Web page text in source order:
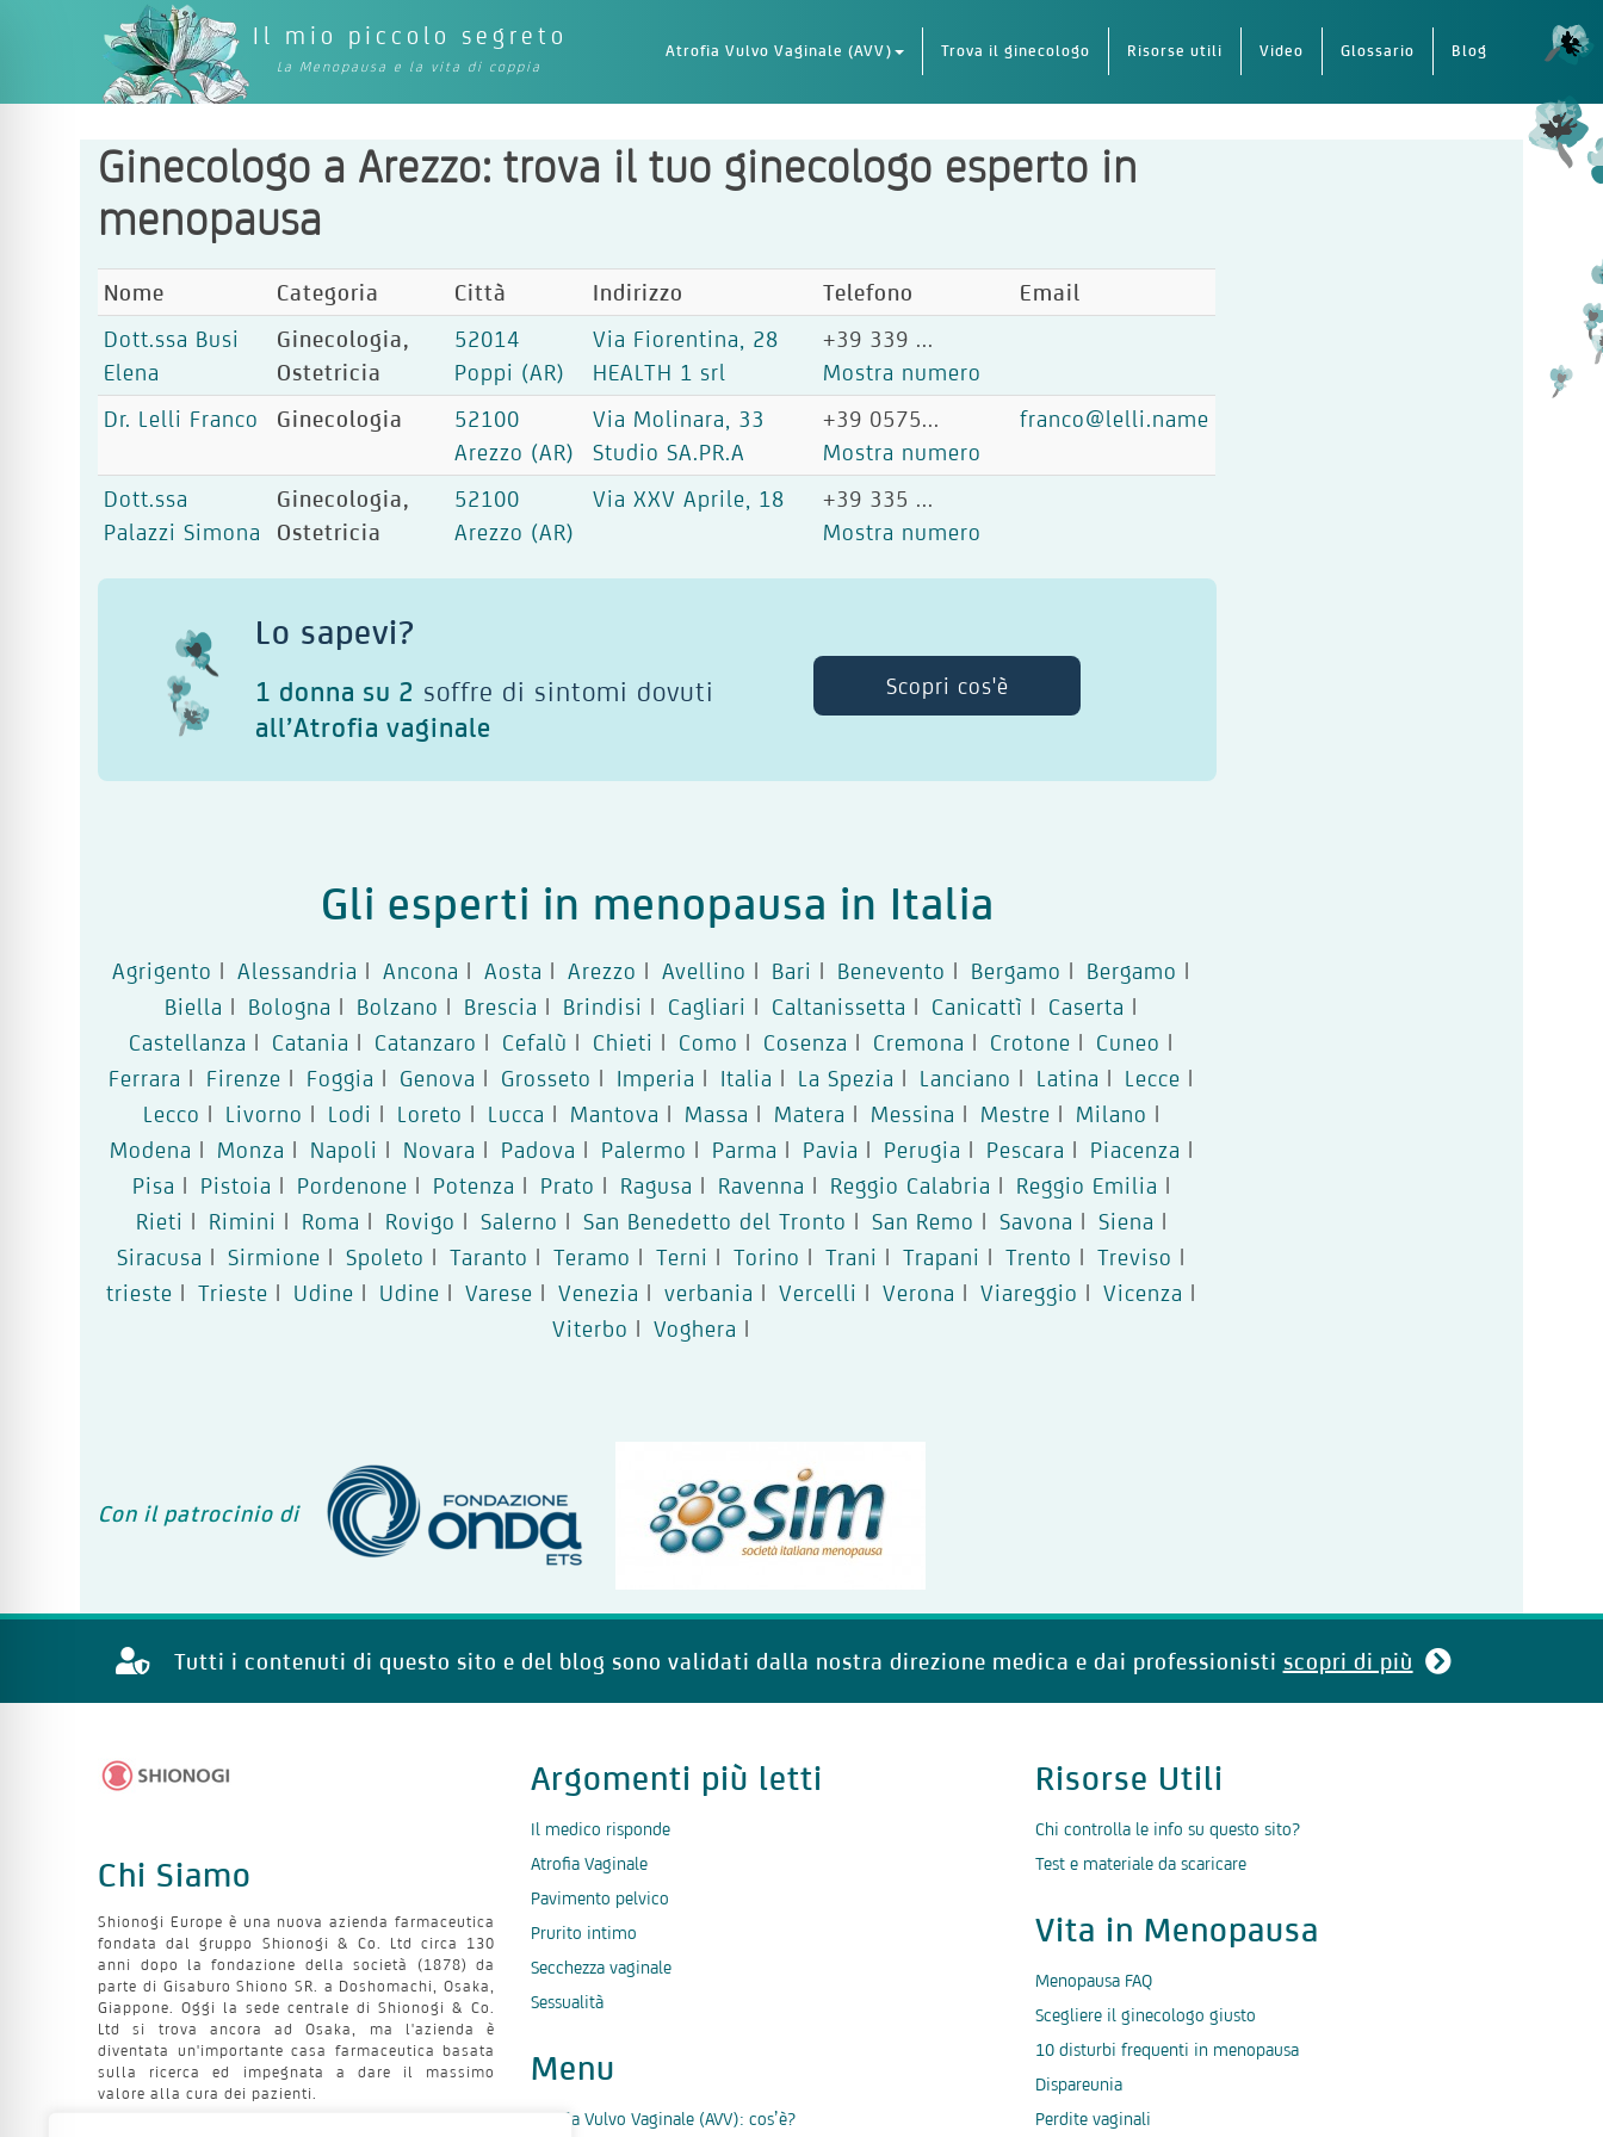
Il mio piccolo segreto
La Menopausa e la vita di coppia
Atrofia Vulvo Vaginale (AVV) Trova il ginecologo Risorse utili Video Glossario Blog
Ginecologo a Arezzo: trova il tuo ginecologo esperto in
menopausa
Nome Categoria Città Indirizzo Telefono
Email
Dott.ssa Busi
Elena
Ginecologia,
Ostetricia
52014
Poppi (AR)
Via Fiorentina, 28
HEALTH 1 srl
+39 339 ...
Mostra numero
Dr. Lelli Franco
Ginecologia
52100
Arezzo (AR)
Via Molinara, 33
Studio SA.PR.A
+39 0575...
Mostra numero
franco@lelli.name
Dott.ssa
Palazzi Simona
Ginecologia,
Ostetricia
52100
Arezzo (AR)
Via XXV Aprile, 18
+39 335 ...
Mostra numero
Lo sapevi?
1 donna su 2 soffre di sintomi dovuti
all’Atrofia vaginale
Scopri cos'è
Gli esperti in menopausa in Italia
Agrigento | Alessandria | Ancona | Aosta | Arezzo | Avellino | Bari | Benevento | Bergamo | Bergamo |
Biella | Bologna | Bolzano | Brescia | Brindisi | Cagliari | Caltanissetta | Canicattì | Caserta |
Castellanza | Catania | Catanzaro | Cefalù | Chieti | Como | Cosenza | Cremona | Crotone | Cuneo |
Ferrara | Firenze | Foggia | Genova | Grosseto | Imperia | Italia | La Spezia | Lanciano | Latina | Lecce |
Lecco | Livorno | Lodi | Loreto | Lucca | Mantova | Massa | Matera | Messina | Mestre | Milano |
Modena | Monza | Napoli | Novara | Padova | Palermo | Parma | Pavia | Perugia | Pescara | Piacenza |
Pisa | Pistoia | Pordenone | Potenza | Prato | Ragusa | Ravenna | Reggio Calabria | Reggio Emilia |
Rieti | Rimini | Roma | Rovigo | Salerno | San Benedetto del Tronto | San Remo | Savona | Siena |
Siracusa | Sirmione | Spoleto | Taranto | Teramo | Terni | Torino | Trani | Trapani | Trento | Treviso |
trieste | Trieste | Udine | Udine | Varese | Venezia | verbania | Vercelli | Verona | Viareggio | Vicenza |
Viterbo | Voghera |
Con il patrocinio di
Tutti i contenuti di questo sito e del blog sono validati dalla nostra direzione medica e dai professionisti scopri di più
Chi Siamo
Shionogi Europe è una nuova azienda farmaceutica
fondata dal gruppo Shionogi & Co. Ltd circa 130
anni dopo la fondazione della società (1878) da
parte di Gisaburo Shiono SR. a Doshomachi, Osaka,
Giappone. Oggi la sede centrale di Shionogi & Co.
Ltd si trova ancora ad Osaka, ma l'azienda è
diventata un'importante casa farmaceutica basata
sulla ricerca ed impegnata a dare il massimo
valore alla cura dei pazienti.
Argomenti più letti
Il medico risponde
Atrofia Vaginale
Pavimento pelvico
Prurito intimo
Secchezza vaginale
Sessualità
Menu
Atrofia Vulvo Vaginale (AVV): cos’è?
Risorse Utili
Chi controlla le info su questo sito?
Test e materiale da scaricare
Vita in Menopausa
Menopausa FAQ
Scegliere il ginecologo giusto
10 disturbi frequenti in menopausa
Dispareunia
Perdite vaginali